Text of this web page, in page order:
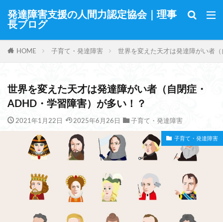
発達障害支援の人間力認定協会｜理事
長ブログ
HOME 子育て・発達障害 世界を変えた天才は発達障がい者
世界を変えた天才は発達障がい者（自閉症・
ADHD・学習障害）が多い！？
2021年1月22日 2025年6月26日 子育て・発達障害
子育て・発達障害